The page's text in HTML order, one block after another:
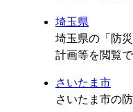
埼玉県
埼玉県の「防
計画等を閲覧で
さいたま市
さいたま市の